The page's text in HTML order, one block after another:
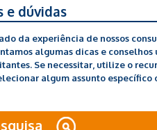
e dúvidas
da experiência de nossos
algumas dicas e conselhos
Se necessitar, utilize o
algum assunto específico